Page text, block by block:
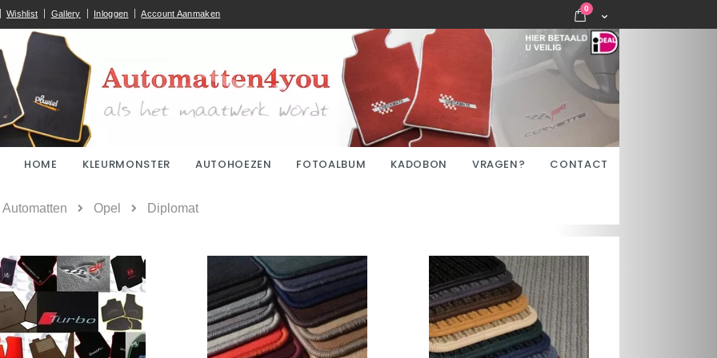
Wishlist Gallery Inloggen Account Aanmaken Cart
0 items
HOME KLEURMONSTER AUTOHOEZEN FOTOALBUM KADOBON VRAGEN? CONTACT
Automatten Opel Diplomat